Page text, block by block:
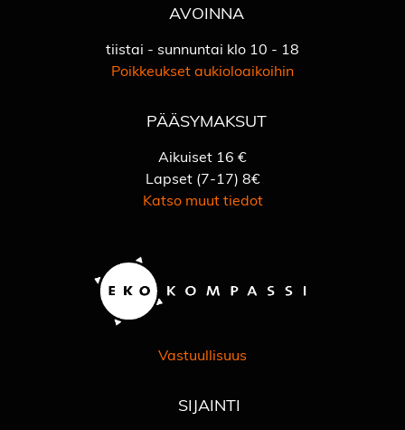
AVOINNA
tiistai - sunnuntai klo 10 - 18
Poikkeukset aukioloaikoihin
PÄÄSYMAKSUT
Aikuiset 16 €
Lapset (7-17) 8€
Katso muut tiedot
Vastuullisuus
SIJAINTI